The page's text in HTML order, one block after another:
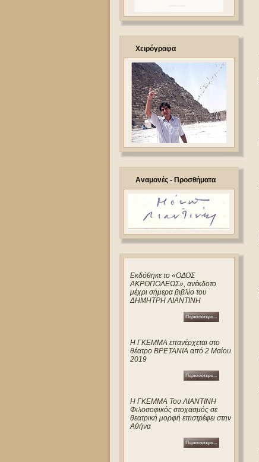
Χειρόγραφα
Αναμονές - Προσθήματα
Eκδόθηκε το «ΟΔΟΣ
ΑΚΡΟΠΟΛΕΩΣ», ανέκδοτο
μέχρι σήμερα βιβλίο του
ΔΗΜΗΤΡΗ ΛΙΑΝΤΙΝΗ
Η ΓΚΕΜΜΑ επανέρχεται στο
θέατρο ΒΡΕΤΑΝΙΑ από 2 Μαίου
2019
Η ΓΚΕΜΜΑ Του ΛΙΑΝΤΙΝΗ
Φιλοσοφικός στοχασμός σε
θεατρική μορφή επιστρέφει στην
Αθήνα